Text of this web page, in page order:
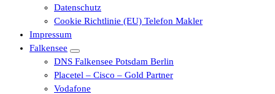
Datenschutz
Cookie Richtlinie (EU) Telefon Makler
Impressum
Falkensee
DNS Falkensee Potsdam Berlin
Placetel – Cisco – Gold Partner
Vodafone